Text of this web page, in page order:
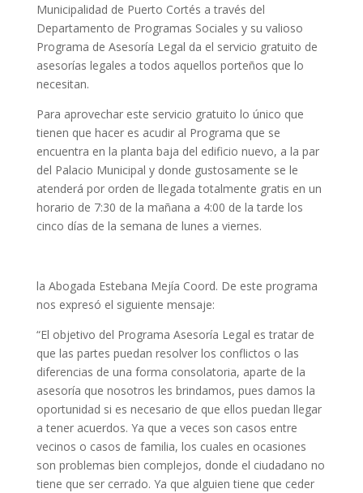
Municipalidad de Puerto Cortés a través del
Departamento de Programas Sociales y su valioso
Programa de Asesoría Legal da el servicio gratuito de
asesorías legales a todos aquellos porteños que lo
necesitan.
Para aprovechar este servicio gratuito lo único que
tienen que hacer es acudir al Programa que se
encuentra en la planta baja del edificio nuevo, a la par
del Palacio Municipal y donde gustosamente se le
atenderá por orden de llegada totalmente gratis en un
horario de 7:30 de la mañana a 4:00 de la tarde los
cinco días de la semana de lunes a viernes.
la Abogada Estebana Mejía Coord. De este programa
nos expresó el siguiente mensaje:
“El objetivo del Programa Asesoría Legal es tratar de
que las partes puedan resolver los conflictos o las
diferencias de una forma consolatoria, aparte de la
asesoría que nosotros les brindamos, pues damos la
oportunidad si es necesario de que ellos puedan llegar
a tener acuerdos. Ya que a veces son casos entre
vecinos o casos de familia, los cuales en ocasiones
son problemas bien complejos, donde el ciudadano no
tiene que ser cerrado. Ya que alguien tiene que ceder